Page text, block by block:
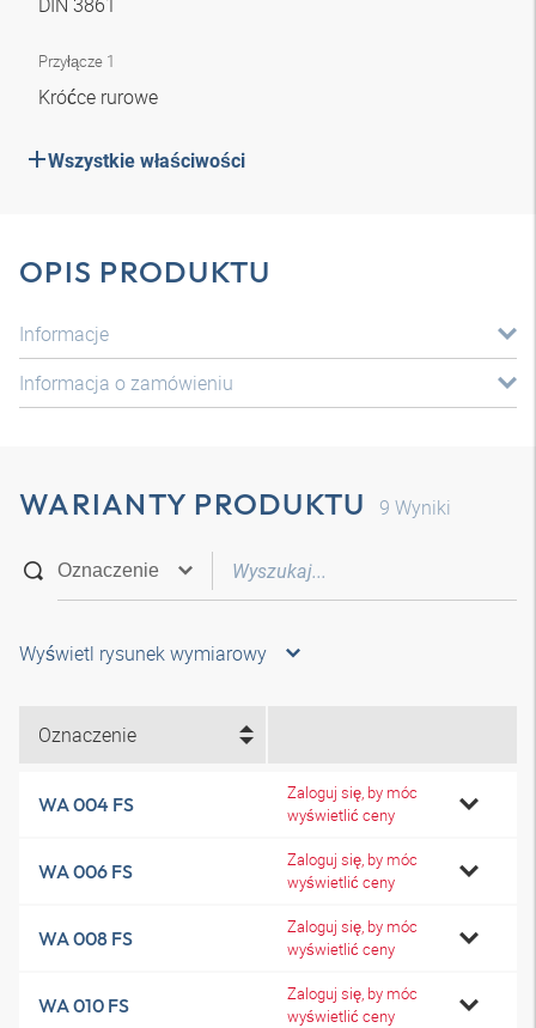
Przyłącze 1
Króćce rurowe
Wszystkie właściwości
OPIS PRODUKTU
Informacje
Informacja o zamówieniu
WARIANTY PRODUKTU 9 Wyniki
Wyświetl rysunek wymiarowy
Oznaczenie
WA 004 FS
Zaloguj się, by móc
wyświetlić ceny
WA 006 FS
Zaloguj się, by móc
wyświetlić ceny
WA 008 FS
Zaloguj się, by móc
wyświetlić ceny
WA 010 FS
Zaloguj się, by móc
wyświetlić ceny